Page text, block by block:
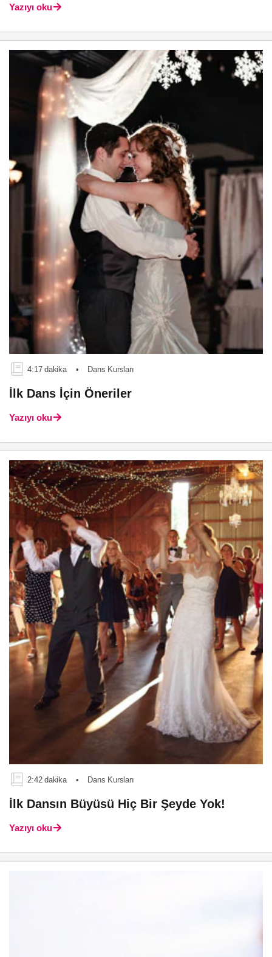
Yazıyı oku
4:17 dakika • Dans Kursları
İlk Dans İçin Öneriler
Yazıyı oku
2:42 dakika • Dans Kursları
İlk Dansın Büyüsü Hiç Bir Şeyde Yok!
Yazıyı oku